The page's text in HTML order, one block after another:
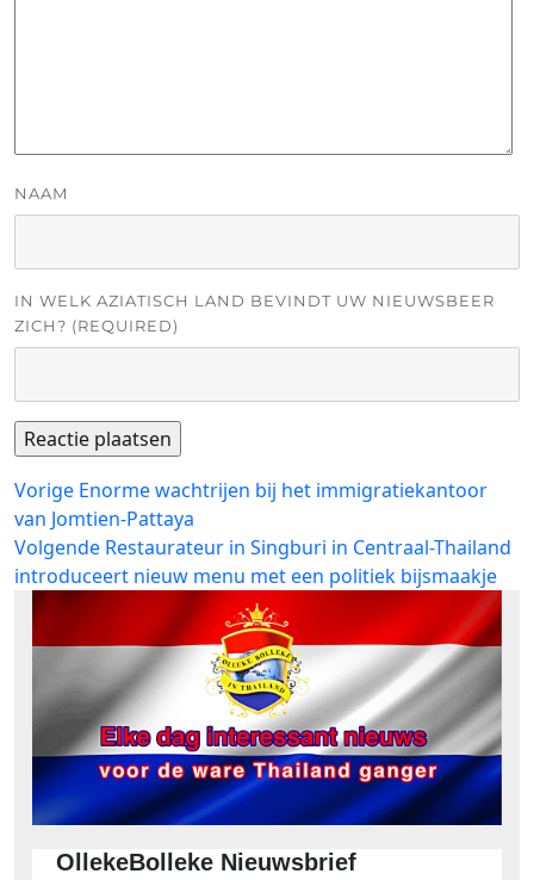
NAAM
IN WELK AZIATISCH LAND BEVINDT UW NIEUWSBEER
ZICH? (REQUIRED)
Bericht
navigatie
Vorige Vorig
bericht:
Enorme wachtrijen bij het immigratiekantoor
van Jomtien-Pattaya
Volgende Volgend
bericht:
Restaurateur in Singburi in Centraal-Thailand
introduceert nieuw menu met een politiek bijsmaakje
OllekeBolleke Nieuwsbrief